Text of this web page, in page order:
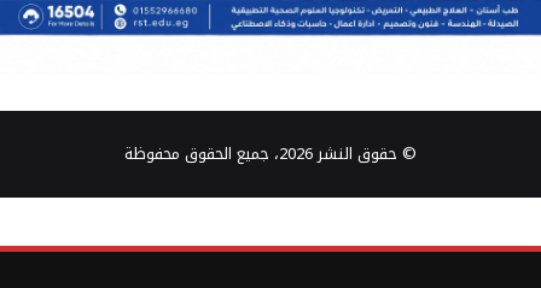
© حقوق النشر 2026، جميع الحقوق محفوظة